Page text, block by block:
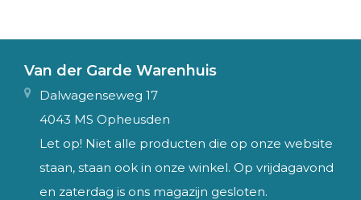
Van der Garde Warenhuis
Dalwagenseweg 17
4043 MS Opheusden
Let op! Niet alle producten die op onze website
staan, staan ook in onze winkel. Op vrijdagavond
en zaterdag is ons magazijn gesloten.